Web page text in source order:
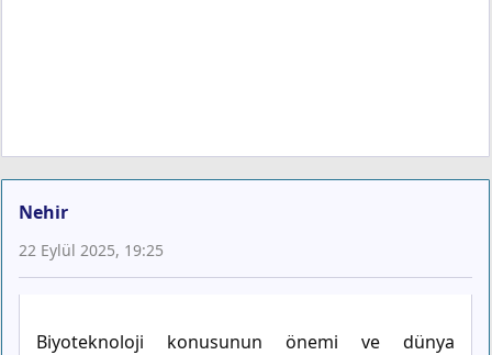
Nehir
22 Eylül 2025, 19:25
Biyoteknoloji konusunun önemi ve dünya